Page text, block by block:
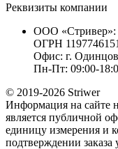
Реквизиты компании
ООО «Стривер»:
ОГРН
Офис: г.
Пн-Пт: 09:00-
© 2019-2026 Striwer
Информация на сайте
является публичной
единицу измерения и
подтверждении заказа